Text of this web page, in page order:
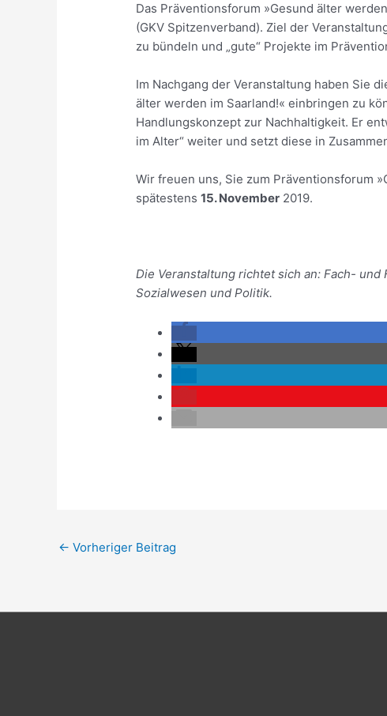
Das Präventionsforum »Gesund älter
(GKV Spitzenverband). Ziel der
zu bündeln und „gute“ Projekte im
Im Nachgang der Veranstaltung haben Sie
älter werden im Saarland!« einbringen zu
Handlungskonzept zur Nachhaltigkeit. Er
im Alter“ weiter und setzt diese in
Wir freuen uns, Sie zum Präventionsforum
spätestens15. November 2019.
Die Veranstaltung richtet sich an: Fach-
Sozialwesen und Politik.
← Vorheriger Beitrag